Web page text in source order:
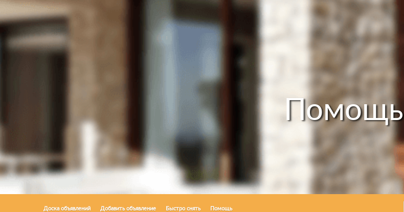
Помощь
Доска объявлений Добавить объявление Быстро снять Помощь